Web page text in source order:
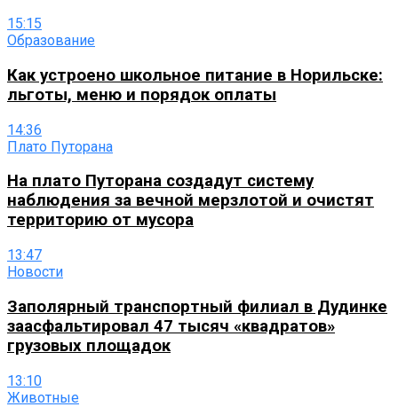
15:15
Образование
Как устроено школьное питание в Норильске:
льготы, меню и порядок оплаты
14:36
Плато Путорана
На плато Путорана создадут систему
наблюдения за вечной мерзлотой и очистят
территорию от мусора
13:47
Новости
Заполярный транспортный филиал в Дудинке
заасфальтировал 47 тысяч «квадратов»
грузовых площадок
13:10
Животные